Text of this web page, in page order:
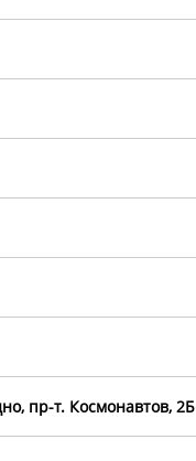
пр-т. Космонавтов, 2Б